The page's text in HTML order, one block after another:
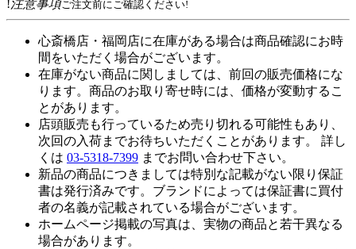
!注意事項ご注文前にご確認ください!
心斎橋店・福岡店に在庫がある場合は商品確認にお時
間をいただく場合がございます。
在庫がない商品に関しましては、前回の販売価格にな
ります。商品のお取り寄せ時には、価格が変動するこ
とがあります。
店頭販売も行っているため売り切れる可能性もあり、
次回の入荷までお待ちいただくことがあります。 詳し
くは 03-5318-7399 までお問い合わせ下さい。
新品の商品につきましては特別な記載がない限り保証
書は発行済みです。ブランドによっては保証書に買付
者の名義が記載されている場合がございます。
ホームページ掲載の写真は、実物の商品と若干異なる
場合があります。